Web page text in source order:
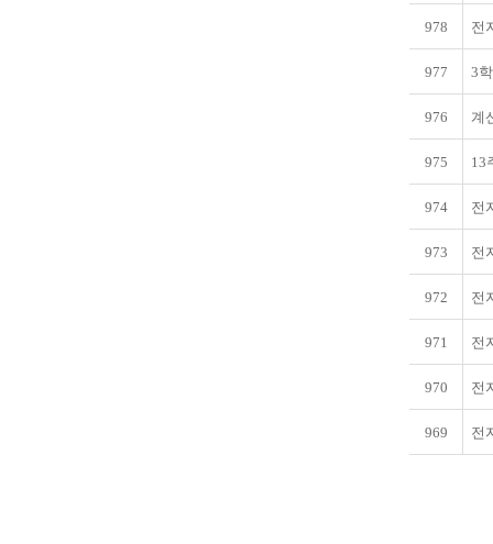
978 전
977 3
976 계
975 13
974 전
973 전
972 전
971 전
970 전
969 전